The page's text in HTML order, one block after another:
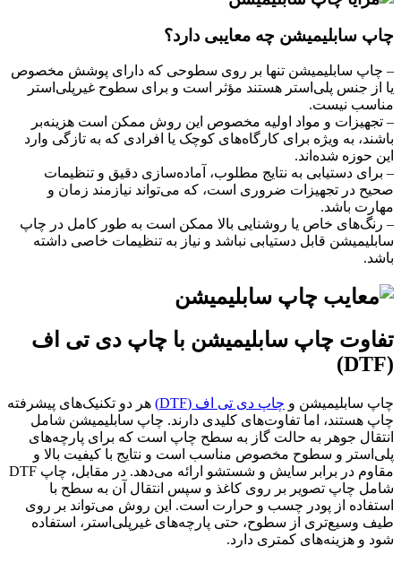
چاپ سابلیمیشن چه معایبی دارد؟
– چاپ سابلیمیشن تنها بر روی سطوحی که دارای پوشش مخصوص
یا از جنس پلی‌استر هستند مؤثر است و برای سطوح غیرپلی‌استر
مناسب نیست.
– تجهیزات و مواد اولیه مخصوص این روش ممکن است هزینه‌بر
باشند، به ویژه برای کارگاه‌های کوچک یا افرادی که به تازگی وارد
این حوزه شده‌اند.
– برای دستیابی به نتایج مطلوب، آماده‌سازی دقیق و تنظیمات
صحیح در تجهیزات ضروری است، که می‌تواند نیازمند زمان و
مهارت باشد.
– رنگ‌های خاص یا روشنایی بالا ممکن است به طور کامل در چاپ
سابلیمیشن قابل دستیابی نباشد و نیاز به تنظیمات خاصی داشته
باشد.
تفاوت چاپ سابلیمیشن با چاپ دی تی اف
(DTF)
چاپ سابلیمیشن و چاپ دی تی اف (DTF)
هر دو تکنیک‌های پیشرفته
چاپ هستند، اما تفاوت‌های کلیدی دارند. چاپ سابلیمیشن شامل
انتقال جوهر به حالت گاز به سطح چاپ است که برای پارچه‌های
پلی‌استر و سطوح مخصوص مناسب است و نتایج با کیفیت بالا و
مقاوم در برابر سایش و شستشو ارائه می‌دهد. در مقابل، چاپ DTF
شامل چاپ تصویر بر روی کاغذ و سپس انتقال آن به سطح با
استفاده از پودر چسب و حرارت است. این روش می‌تواند بر روی
طیف وسیع‌تری از سطوح، حتی پارچه‌های غیرپلی‌استر، استفاده
شود و هزینه‌های کمتری دارد.